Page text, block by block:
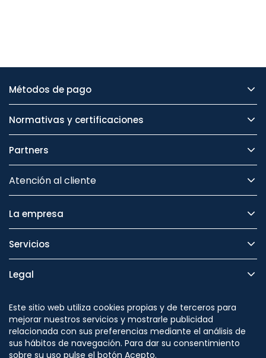
Métodos de pago
Normativas y certificaciones
Partners
Atención al cliente
La empresa
Servicios
Legal
Seguridad
Este sitio web utiliza cookies propias y de terceros para
mejorar nuestros servicios y mostrarle publicidad
relacionada con sus preferencias mediante el análisis de
sus hábitos de navegación. Para dar su consentimiento
sobre su uso pulse el botón Acepto.